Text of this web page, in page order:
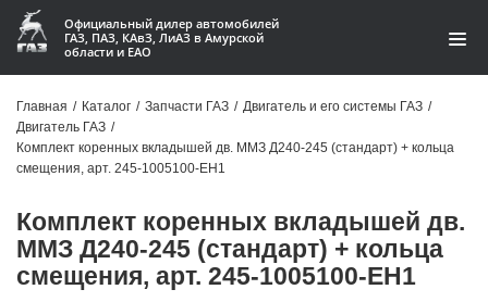
Официальный дилер автомобилей
ГАЗ, ПАЗ, КАвЗ, ЛиАЗ в Амурской
области и ЕАО
Акции
Контакты
Доставка
Главная / Каталог / Запчасти ГАЗ / Двигатель и его системы ГАЗ /
Двигатель ГАЗ /
Комплект коренных вкладышей дв. ММЗ Д240-245 (стандарт) + кольца
смещения, арт. 245-1005100-ЕН1
Комплект коренных вкладышей дв.
ММЗ Д240-245 (стандарт) + кольца
смещения, арт. 245-1005100-ЕН1